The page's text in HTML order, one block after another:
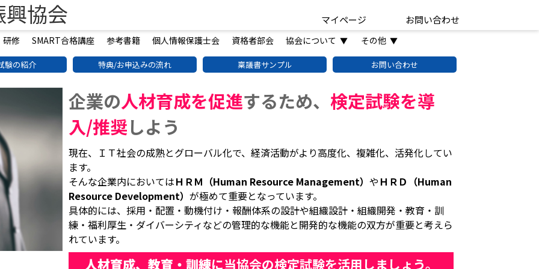
協会 マイページ お問い合わせ
研修 SMART合格講座 参考書籍 個人情報保護士会 資格者部会 協会について ▼ その他 ▼
験の紹介 特典/お申込みの流れ 稟議書サンプル お問い合わせ
企業の人材育成を促進するため、 検定試験を導
入/推奨しよう
現在、ＩＴ社会の成熟とグローバル化で、経済活動がより高度化、複雑化、活発化してい
ます。
そんな企業内においてはＨＲＭ（Human Resource Management） やＨＲＤ（Human
Resource Development） が極めて重要となっています。
具体的には、採用・配置・動機付け・報酬体系の設計や組織設計・組織開発・教育・訓
練・福利厚生・ダイバーシティなどの管理的な機能と開発的な機能の双方が重要と考えら
れています。
人材育成、教育・訓練に当協会の検定試験を活用しましょう。